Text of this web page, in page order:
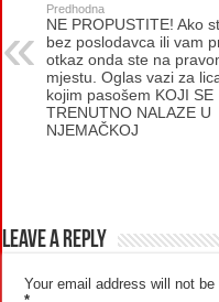
Predhodna
NE PROPUSTITE! Ako
bez poslodavca ili vam
otkaz onda ste na
mjestu. Oglas vazi za
kojim pasošem KOJI SE
TRENUTNO NALAZE U
NJEMAČKOJ
Leave a Reply
Your email address will not be